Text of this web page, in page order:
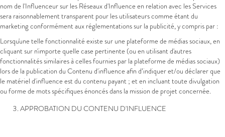
nom de l'Influenceur sur les Réseaux d'Influence en relation avec les Services
sera raisonnablement transparent pour les utilisateurs comme étant du
marketing conformément aux réglementations sur la publicité, y compris par :
Lorsqu'une telle fonctionnalité existe sur une plateforme de médias sociaux, en
cliquant sur n'importe quelle case pertinente (ou en utilisant d'autres
fonctionnalités similaires à celles fournies par la plateforme de médias sociaux)
lors de la publication du Contenu d'influence afin d’indiquer et/ou déclarer que
le matériel d'influence est du contenu payant ; et en incluant toute divulgation
ou forme de mots spécifiques énoncés dans la mission de projet concernée.
APPROBATION DU CONTENU D'INFLUENCE